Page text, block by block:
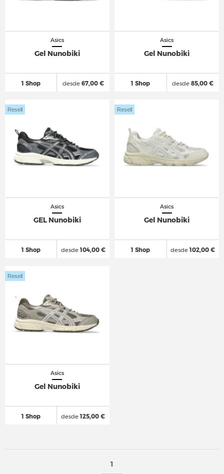
Asics
Gel Nunobiki
1 Shop desde67,00 €
Asics
Gel Nunobiki
1 Shop desde 85,00 €
Asics
GEL Nunobiki
1 Shop
Resell
desde104,00 €
Asics
Gel Nunobiki
1 Shop
Resell
desde102,00 €
Asics
Gel Nunobiki
1 Shop
Resell
desde125,00 €
1